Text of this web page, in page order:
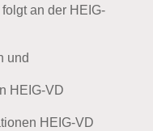
an der HEIG-
und
HEIG-VD
HEIG-VD